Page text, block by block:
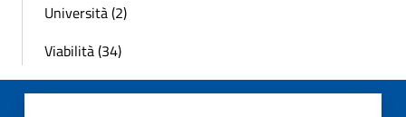
Università (2)
Viabilità (34)